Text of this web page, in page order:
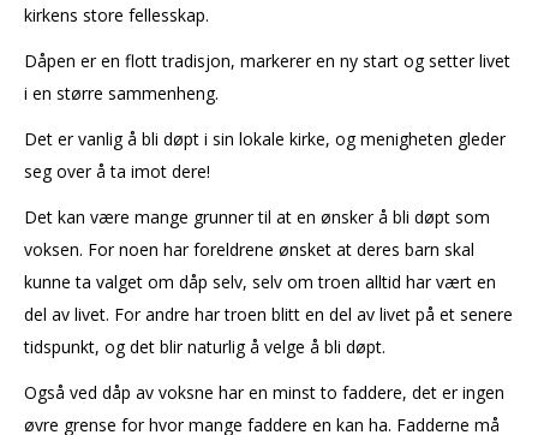
kirkens store fellesskap.
Dåpen er en flott tradisjon, markerer en ny start og setter livet
i en større sammenheng.
Det er vanlig å bli døpt i sin lokale kirke, og menigheten gleder
seg over å ta imot dere!
Det kan være mange grunner til at en ønsker å bli døpt som
voksen. For noen har foreldrene ønsket at deres barn skal
kunne ta valget om dåp selv, selv om troen alltid har vært en
del av livet. For andre har troen blitt en del av livet på et senere
tidspunkt, og det blir naturlig å velge å bli døpt.
Også ved dåp av voksne har en minst to faddere, det er ingen
øvre grense for hvor mange faddere en kan ha. Fadderne må